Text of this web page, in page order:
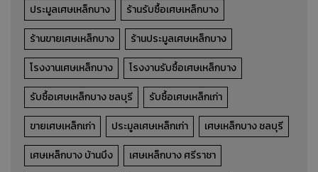
ประมูลเศษเหล็กบาง
ร้านรับซื้อเศษเหล็กบาง
ร้านขายเศษเหล็กบาง
ร้านประมูลเศษเหล็กบาง
โรงงานเศษเหล็กบาง
โรงงานรับซื้อเศษเหล็กบาง
รับซื้อเศษเหล็กบาง ชลบุรี
รับซื้อเศษเหล็กเก่า
ขายเศษเหล็กเก่า
ประมูลเศษเหล็กเก่า
เศษเหล็กบาง ชลบุรี
เศษเหล็กบาง บ้านบึง
เศษเหล็กบาง ศรีราชา